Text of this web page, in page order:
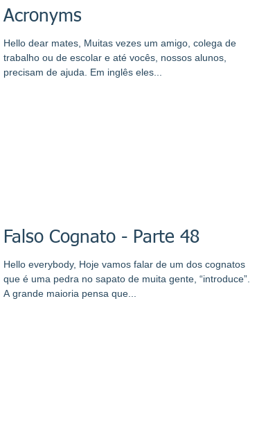
Acronyms
Hello dear mates, Muitas vezes um amigo, colega de
trabalho ou de escolar e até vocês, nossos alunos,
precisam de ajuda. Em inglês eles...
Falso Cognato - Parte 48
Hello everybody, Hoje vamos falar de um dos cognatos
que é uma pedra no sapato de muita gente, “introduce”.
A grande maioria pensa que...